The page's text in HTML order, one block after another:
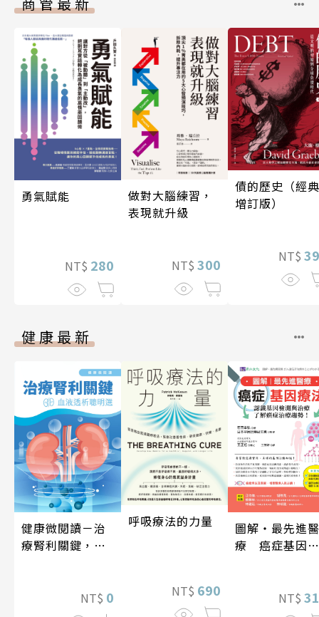
勇氣賦能
NT$ 280
做對大腦練習，
表現就升級
NT$ 300
債的歷史（經典
增訂版）
NT$
健康最新
健康微閱讀－治
療腎利關鍵，血
NT$ 0
呼吸療法的力量
NT$ 690
圖解‧最先進醫
療 癌症基因療
NT$